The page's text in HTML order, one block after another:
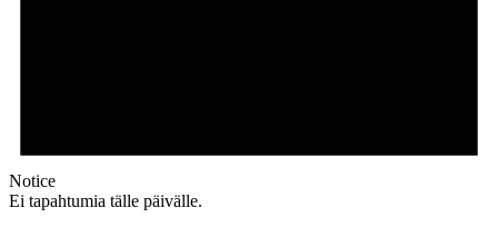
Notice
Ei tapahtumia tälle päivälle.